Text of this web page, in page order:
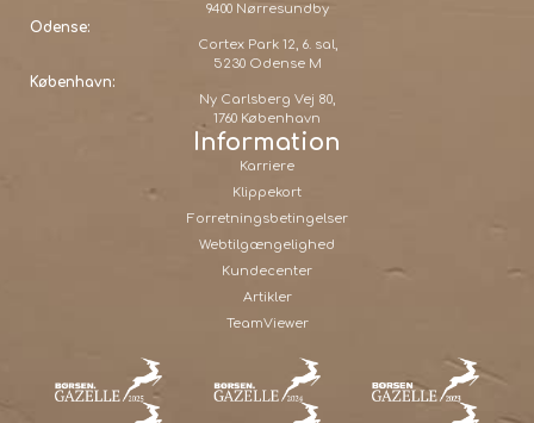
9400 Nørresundby
Odense:
Cortex Park 12, 6. sal,
5230 Odense M
København:
Ny Carlsberg Vej 80,
1760 København
Information
Karriere
Klippekort
Forretningsbetingelser
Webtilgængelighed
Kundecenter
Artikler
TeamViewer